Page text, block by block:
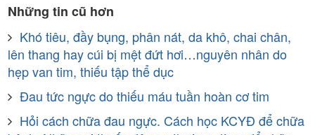
Những tin cũ hơn
Khó tiêu, đầy bụng, phân nát, da khô, chai chân,
lên thang hay cúi bị mệt đứt hơi…nguyên nhân do
hẹp van tim, thiếu tập thể dục
Đau tức ngực do thiếu máu tuần hoàn cơ tim
Hỏi cách chữa đau ngực. Cách học KCYĐ để chữa